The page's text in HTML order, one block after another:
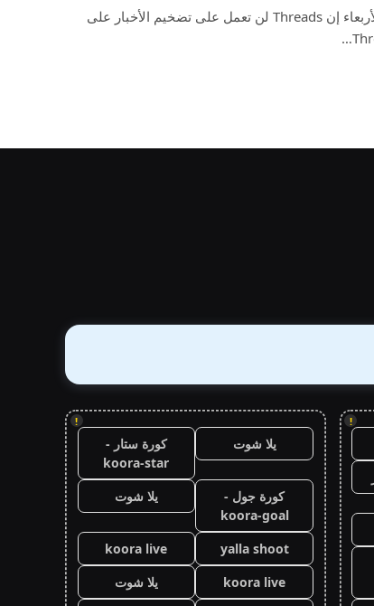
قال رئيس إنستغرام آدم موسيري يوم الأربعاء إن Threads لن تعمل على تضخيم الأخبار على
!
!
يلا شوت
كورة ستار -
koora-star
كورة جول -
koora-goal
يلا شوت
yalla shoot
koora live
koora live
يلا شوت